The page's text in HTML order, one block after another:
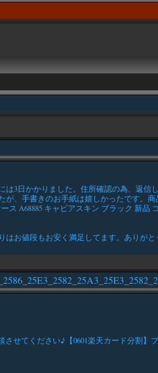
3日かかりました。住所確認の為、返
、手書きのお手紙は嬉しかったです。商
A68885 キャビアスキン ブラック 新品
お値段もお安く満足してます。ありがと
せてください♪【0601楽天カード分割】